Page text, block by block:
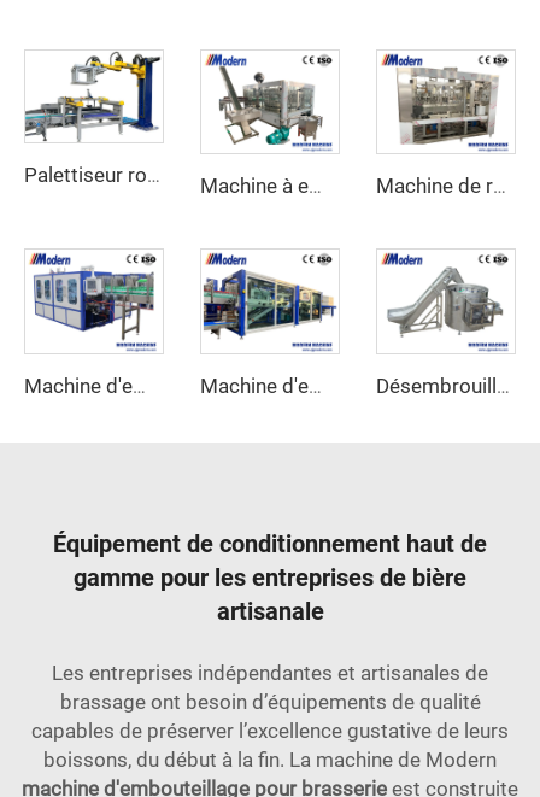
Palettiseur robotisé automatique
Machine à embouteiller la bière Machine de remplissage et de sertissage de canettes de jus
Machine d'emballage enveloppante pour carton Machine d'emballage sous film rétractable combinée pour demi-barquettes en carton Désembrouilleuse de Bouteilles Automatique
Équipement de conditionnement haut de
gamme pour les entreprises de bière
artisanale
Les entreprises indépendantes et artisanales de
brassage ont besoin d’équipements de qualité
capables de préserver l’excellence gustative de leurs
boissons, du début à la fin. La machine de Modern
machine d'embouteillage pour brasserie est construite